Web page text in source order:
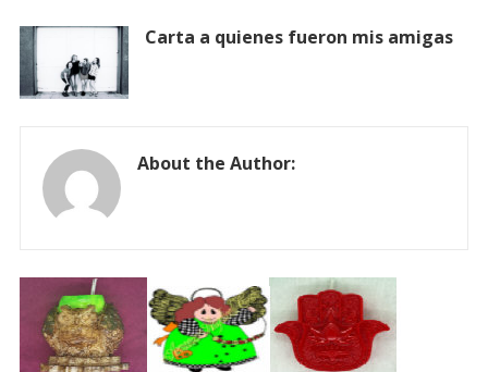
Carta a quienes fueron mis amigas
About the Author: